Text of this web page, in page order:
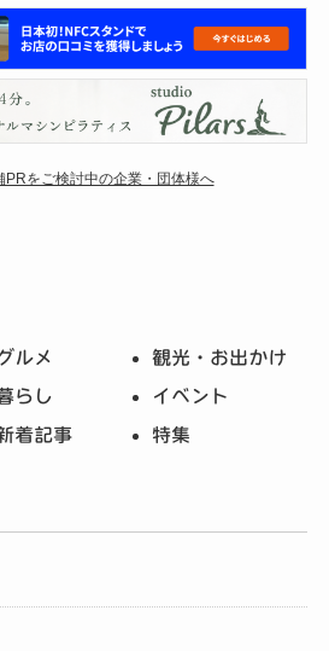
PRをご検討中の企業・団体様へ
ルメ 観光・お出かけ
らし イベント
着記事 特集